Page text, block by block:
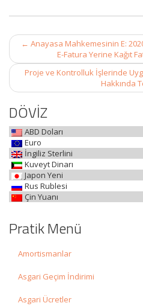
Post
navigation
← Anayasa Mahkemesinin E:
E-Fatura Yerine Kağıt
Proje ve Kontrolluk İşlerinde
Hakkında
DÖVİZ
ABD Doları
Euro
İngiliz Sterlini
Kuveyt Dinarı
Japon Yeni
Rus Rublesi
Çin Yuanı
Pratik Menü
Amortismanlar
Asgari Geçim İndirimi
Asgari Ücretler